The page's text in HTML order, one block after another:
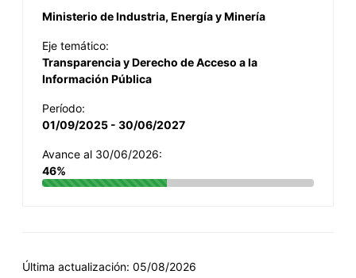
Ministerio de Industria, Energía y Minería
Eje temático:
Transparencia y Derecho de Acceso a la
Información Pública
Período:
01/09/2025 - 30/06/2027
Avance al 30/06/2026:
46%
Última actualización: 05/08/2026